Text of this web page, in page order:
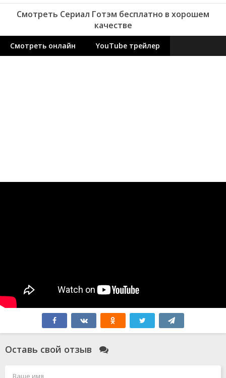
Смотреть Сериал Готэм бесплатно в хорошем
качестве
Смотреть онлайн YouTube трейлер
Оставь свой отзыв